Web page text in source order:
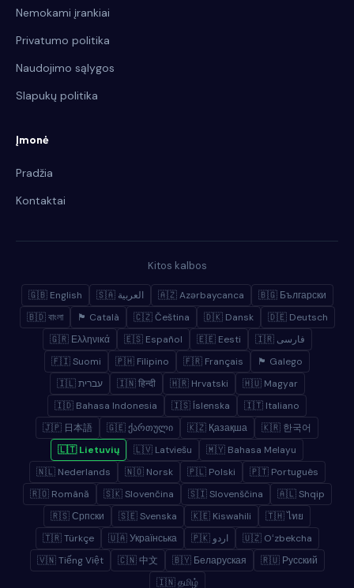
Nemokami įrankiai
Privatumo politika
Naudojimo sąlygos
Slapukų politika
Įmonė
Pradžia
Kontaktai
Kitos kalbos
🇬🇧 English 🇸🇦 العربية 🇦🇿 Azərbaycanca
🇧🇬 Български
🇧🇩 বাংলা
🏴 Català 🇨🇿 Čeština 🇩🇰 Dansk
🇩🇪 Deutsch
🇬🇷 Ελληνικά
🇪🇸 Español 🇪🇪 Eesti
🇮🇷 فارسی
🇫🇮 Suomi
🇵🇭 Filipino 🇫🇷 Français
🏴 Galego
🇮🇱 עברית
🇮🇳 हिन्दी 🇭🇷 Hrvatski
🇭🇺 Magyar
🇮🇩 Bahasa Indonesia
🇮🇸 Íslenska
🇮🇹 Italiano
🇯🇵 日本語
🇬🇪 ქართული 🇰🇿 Қазақша
🇰🇷 한국어
🇱🇹 Lietuvių
🇱🇻 Latviešu
🇲🇾 Bahasa Melayu
🇳🇱 Nederlands
🇳🇴 Norsk 🇵🇱 Polski
🇵🇹 Português
🇷🇴 Română
🇸🇰 Slovenčina 🇸🇮 Slovenščina
🇦🇱 Shqip
🇷🇸 Српски
🇸🇪 Svenska 🇰🇪 Kiswahili
🇹🇭 ไทย
🇹🇷 Türkçe
🇺🇦 Українська 🇵🇰 اردو
🇺🇿 Oʻzbekcha
🇻🇳 Tiếng Việt
🇨🇳 中文 🇧🇾 Беларуская
🇷🇺 Русский
🇮🇳 தமிழ்